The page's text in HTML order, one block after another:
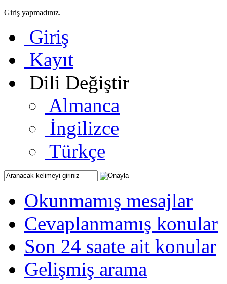
Giriş yapmadınız.
Giriş
Kayıt
Dili Değiştir
Almanca
İngilizce
Türkçe
Okunmamış mesajlar
Cevaplanmamış konular
Son 24 saate ait konular
Gelişmiş arama